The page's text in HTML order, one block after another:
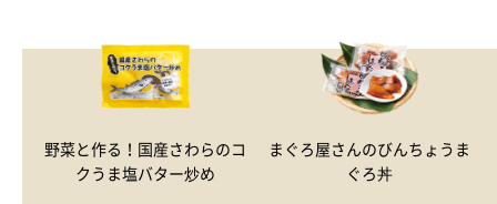
野菜と作る！国産さわらのコ
クうま塩バター炒め
まぐろ屋さんのびんちょうま
ぐろ丼